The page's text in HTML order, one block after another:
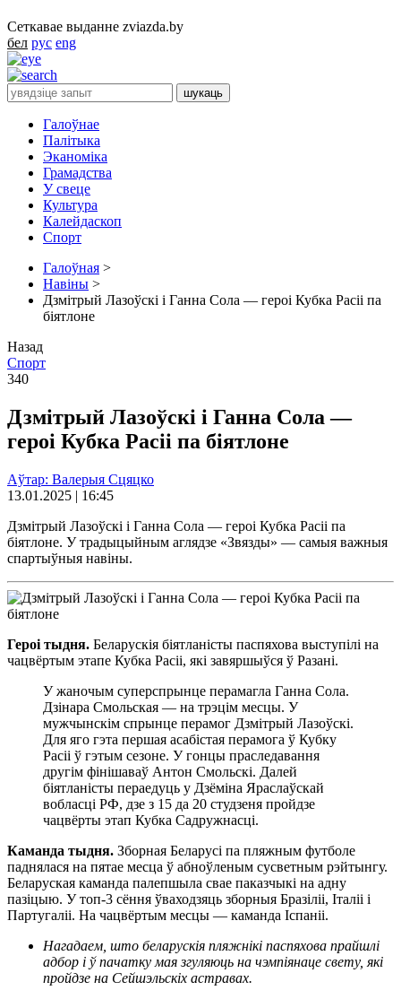
Сеткавае выданне zviazda.by
бел рус eng
Галоўнае
Палітыка
Эканоміка
Грамадства
У свеце
Культура
Калейдаскоп
Спорт
Галоўная >
Навіны >
Дзмітрый Лазоўскі і Ганна Сола — героі Кубка Расіі па
біятлоне
Назад
Спорт
340
Дзмітрый Лазоўскі і Ганна Сола —
героі Кубка Расіі па біятлоне
Аўтар: Валерыя Сцяцко
13.01.2025 | 16:45
Дзмітрый Лазоўскі і Ганна Сола — героі Кубка Расіі па
біятлоне. У традыцыйным аглядзе «Звязды» — самыя важныя
спартыўныя навіны.
Героі тыдня. Беларускія біятланісты паспяхова выступілі на
чацвёртым этапе Кубка Расіі, які завяршыўся ў Разані.
У жаночым суперспрынце перамагла Ганна Сола.
Дзінара Смольская — на трэцім месцы. У
мужчынскім спрынце перамог Дзмітрый Лазоўскі.
Для яго гэта першая асабістая перамога ў Кубку
Расіі ў гэтым сезоне. У гонцы праследавання
другім фінішаваў Антон Смольскі. Далей
біятланісты пераедуць у Дзёміна Яраслаўскай
вобласці РФ, дзе з 15 да 20 студзеня пройдзе
чацвёрты этап Кубка Садружнасці.
Каманда тыдня. Зборная Беларусі па пляжным футболе
паднялася на пятае месца ў абноўленым сусветным рэйтынгу.
Беларуская каманда палепшыла свае паказчыкі на адну
пазіцыю. У топ-3 сёння ўваходзяць зборныя Бразіліі, Італіі і
Партугаліі. На чацвёртым месцы — каманда Іспаніі.
Нагадаем, што беларускія пляжнікі паспяхова прайшлі
адбор і ў пачатку мая згуляюць на чэмпіянаце свету, які
пройдзе на Сейшэльскіх астравах.